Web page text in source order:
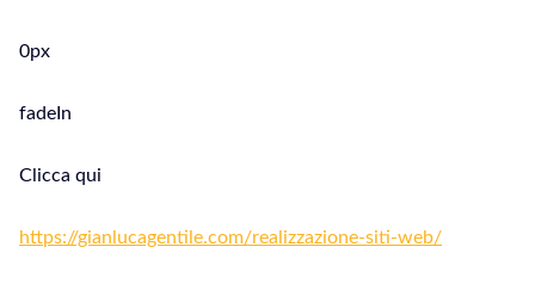
0px
fadeIn
Clicca qui
https://gianlucagentile.com/realizzazione-siti-web/